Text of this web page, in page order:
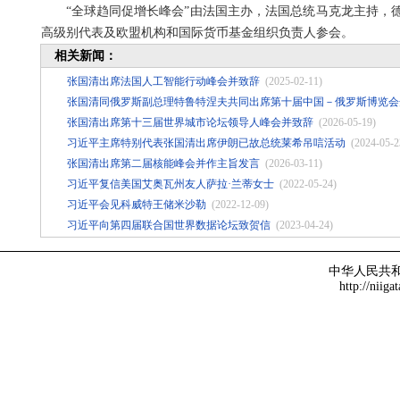
“全球趋同促增长峰会”由法国主办，法国总统马克龙主持
高级别代表及欧盟机构和国际货币基金组织负责人参会。
相关新闻：
张国清出席法国人工智能行动峰会并致辞 (2025-02-11)
张国清同俄罗斯副总理特鲁特涅夫共同出席第十届中国－俄罗斯博览
张国清出席第十三届世界城市论坛领导人峰会并致辞 (2026-05-19)
习近平主席特别代表张国清出席伊朗已故总统莱希吊唁活动 (2024-05-
张国清出席第二届核能峰会并作主旨发言 (2026-03-11)
习近平复信美国艾奥瓦州友人萨拉·兰蒂女士 (2022-05-24)
习近平会见科威特王储米沙勒 (2022-12-09)
习近平向第四届联合国世界数据论坛致贺信 (2023-04-24)
中华人民共
http://